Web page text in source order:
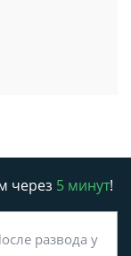
через 5 минут!